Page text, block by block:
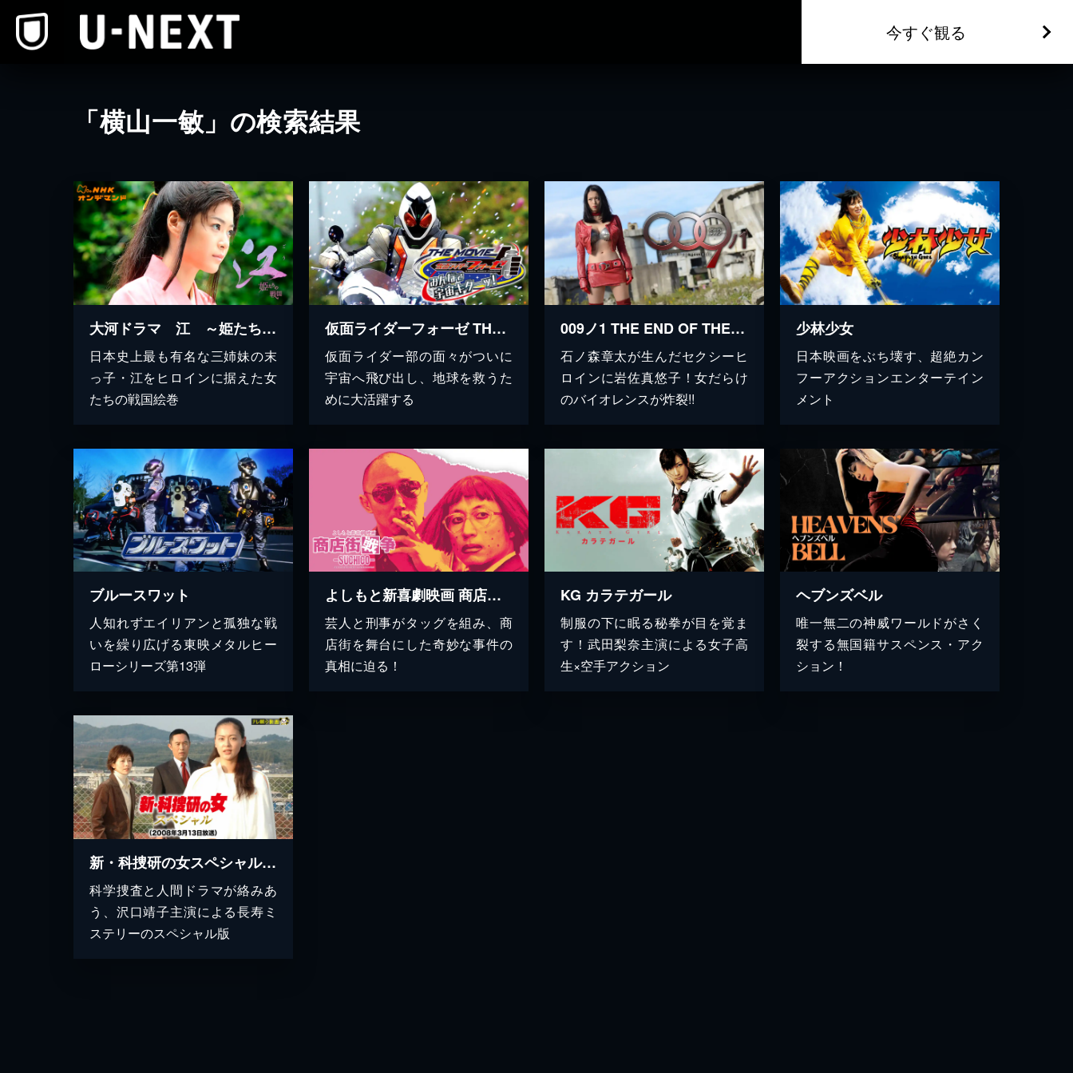
今すぐ観る
「横山一敏」の検索結果
大河ドラマ 江 ～姫たちの戦国～
日本史上最も有名な三姉妹の末
っ子・江をヒロインに据えた女
たちの戦国絵巻
仮面ライダーフォーゼ THE MOVIE みんなで宇宙キターッ！
仮面ライダー部の面々がついに
宇宙へ飛び出し、地球を救うた
めに大活躍する
009ノ1 THE END OF THE BEGININING
石ノ森章太が生んだセクシーヒ
ロインに岩佐真悠子！女だらけ
のバイオレンスが炸裂!!
少林少女
日本映画をぶち壊す、超絶カン
フーアクションエンターテイン
メント
ブルースワット
人知れずエイリアンと孤独な戦
いを繰り広げる東映メタルヒー
ローシリーズ第13弾
よしもと新喜劇映画 商店街戦争～SUCHICO～
芸人と刑事がタッグを組み、商
店街を舞台にした奇妙な事件の
真相に迫る！
KG カラテガール
制服の下に眠る秘拳が目を覚ま
す！武田梨奈主演による女子高
生×空手アクション
ヘブンズベル
唯一無二の神威ワールドがさく
裂する無国籍サスペンス・アク
ション！
新・科捜研の女スペシャル（2008年3月13日放送）
科学捜査と人間ドラマが絡みあ
う、沢口靖子主演による長寿ミ
ステリーのスペシャル版